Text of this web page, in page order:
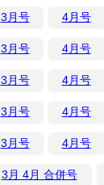
3月号 4月号
3月号 4月号
3月号 4月号
3月号 4月号
3月号 4月号
3月 4月 合併号